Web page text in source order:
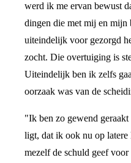
werd ik me ervan bewust
dingen die met mij en mijn
uiteindelijk voor gezorgd
zocht. Die overtuiging is
Uiteindelijk ben ik zelfs
oorzaak was van de
"Ik ben zo gewend geraakt
ligt, dat ik ook nu op latere
mezelf de schuld geef